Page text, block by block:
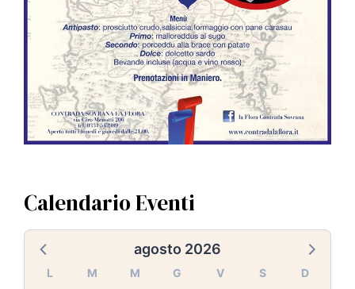
Calendario Eventi
agosto 2026
L M M G V S
D